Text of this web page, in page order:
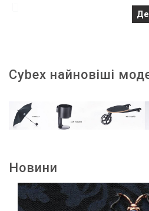
Cybex найновіші
Новини